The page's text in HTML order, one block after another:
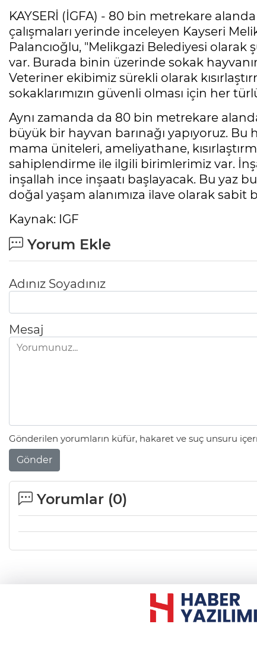
KAYSERİ (İGFA) - 80 bin metrekare
çalışmaları yerinde inceleyen Kayseri
Palancıoğlu, "Melikgazi Belediyesi olarak
var. Burada binin üzerinde sokak
Veteriner ekibimiz sürekli olarak
sokaklarımızın güvenli olması için her
Aynı zamanda da 80 bin metrekare
büyük bir hayvan barınağı yapıyoruz. Bu
mama üniteleri, ameliyathane,
sahiplendirme ile ilgili birimlerimiz var.
inşallah ince inşaatı başlayacak. Bu yaz
doğal yaşam alanımıza ilave olarak sabit
Kaynak: IGF
Yorum Ekle
Adınız Soyadınız
Mesaj
Gönderilen yorumların küfür, hakaret ve suç unsuru
Gönder
Yorumlar (0)